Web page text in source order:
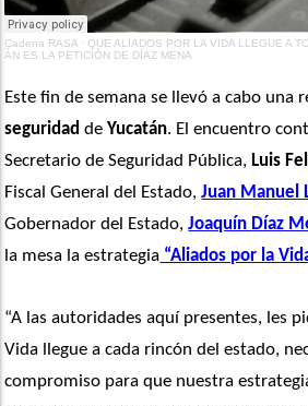
Cadena RASA ·QUE ALIADOS POR LA VIDA LLEGUE A
ÁN ES LA PETICIÓN DE DÍAZ MENA
Este fin de semana se llevó a cabo una
seguridad de Yucatán. El encuentro
Secretario de Seguridad Pública, Luis
Fiscal General del Estado, Juan Manuel
Gobernador del Estado, Joaquín Díaz
la mesa la estrategia “Aliados por la
“A las autoridades aquí presentes, les
Vida llegue a cada rincón del estado,
compromiso para que nuestra